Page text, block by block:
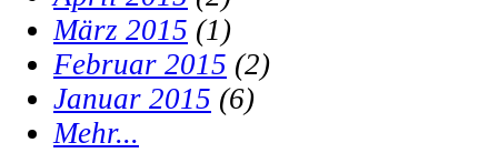
März 2015 (1)
Februar 2015 (2)
Januar 2015 (6)
Mehr...